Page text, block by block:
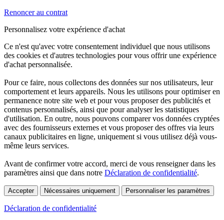
Renoncer au contrat
Personnalisez votre expérience d'achat
Ce n'est qu'avec votre consentement individuel que nous utilisons
des cookies et d'autres technologies pour vous offrir une expérience
d'achat personnalisée.
Pour ce faire, nous collectons des données sur nos utilisateurs, leur
comportement et leurs appareils. Nous les utilisons pour optimiser en
permanence notre site web et pour vous proposer des publicités et
contenus personnalisés, ainsi que pour analyser les statistiques
d'utilisation. En outre, nous pouvons comparer vos données cryptées
avec des fournisseurs externes et vous proposer des offres via leurs
canaux publicitaires en ligne, uniquement si vous utilisez déjà vous-
même leurs services.
Avant de confirmer votre accord, merci de vous renseigner dans les
paramètres ainsi que dans notre Déclaration de confidentialité.
Accepter Nécessaires uniquement Personnaliser les paramètres
Déclaration de confidentialité